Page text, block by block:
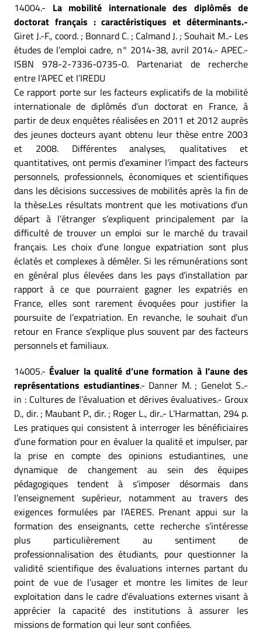
14004.- La mobilité internationale des diplômés de
doctorat français : caractéristiques et déterminants.-
Giret J.-F., coord. ; Bonnard C. ; Calmand J. ; Souhait M..- Les
études de l’emploi cadre, n° 2014-38, avril 2014.- APEC.-
ISBN 978-2-7336-0735-0. Partenariat de recherche
entre l’APEC et l’IREDU
Ce rapport porte sur les facteurs explicatifs de la mobilité
internationale de diplômés d’un doctorat en France, à
partir de deux enquêtes réalisées en 2011 et 2012 auprès
des jeunes docteurs ayant obtenu leur thèse entre 2003
et 2008. Différentes analyses, qualitatives et
quantitatives, ont permis d’examiner l’impact des facteurs
personnels, professionnels, économiques et scientifiques
dans les décisions successives de mobilités après la fin de
la thèse.Les résultats montrent que les motivations d’un
départ à l’étranger s’expliquent principalement par la
difficulté de trouver un emploi sur le marché du travail
français. Les choix d’une longue expatriation sont plus
éclatés et complexes à démêler. Si les rémunérations sont
en général plus élevées dans les pays d’installation par
rapport à ce que pourraient gagner les expatriés en
France, elles sont rarement évoquées pour justifier la
poursuite de l’expatriation. En revanche, le souhait d’un
retour en France s’explique plus souvent par des facteurs
personnels et familiaux.
14005.- Évaluer la qualité d’une formation à l’aune des
représentations estudiantines.- Danner M. ; Genelot S..-
in : Cultures de l’évaluation et dérives évaluatives.- Groux
D., dir. ; Maubant P., dir. ; Roger L., dir..- L’Harmattan, 294 p.
Les pratiques qui consistent à interroger les bénéficiaires
d’une formation pour en évaluer la qualité et impulser, par
la prise en compte des opinions estudiantines, une
dynamique de changement au sein des équipes
pédagogiques tendent à s’imposer désormais dans
l’enseignement supérieur, notamment au travers des
exigences formulées par l’AERES. Prenant appui sur la
formation des enseignants, cette recherche s’intéresse
plus particulièrement au sentiment de
professionnalisation des étudiants, pour questionner la
validité scientifique des évaluations internes partant du
point de vue de l’usager et montre les limites de leur
exploitation dans le cadre d’évaluations externes visant à
apprécier la capacité des institutions à assurer les
missions de formation qui leur sont confiées.